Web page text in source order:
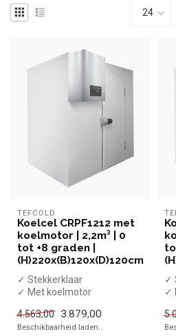
TEFCOLD
Koelcel CRPF1212 met
koelmotor | 2,2m³ | 0
tot +8 graden |
(H)220x(B)120x(D)120cm
✓ Stekkerklaar
✓ Met koelmotor
✓ 2,2m³ volume
✓ Breedte...
4.563,00 3.879,00
Beschikbaarheid laden..
✓
✓
✓
✓